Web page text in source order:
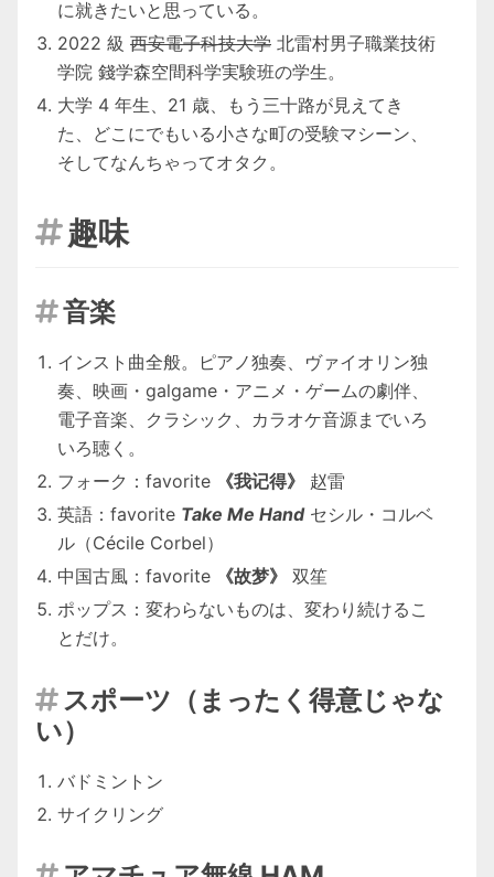
に就きたいと思っている。
2022 級 西安電子科技大学 北雷村男子職業技術
学院 錢学森空間科学実験班の学生。
大学 4 年生、21 歳、もう三十路が見えてき
た、どこにでもいる小さな町の受験マシーン、
そしてなんちゃってオタク。
趣味
音楽
インスト曲全般。ピアノ独奏、ヴァイオリン独
奏、映画・galgame・アニメ・ゲームの劇伴、
電子音楽、クラシック、カラオケ音源までいろ
いろ聴く。
フォーク：favorite
《我记得》
赵雷
英語：favorite Take Me Handセシル・コルベ
ル（Cécile Corbel）
中国古風：favorite
《故梦》
双笙
ポップス：変わらないものは、変わり続けるこ
とだけ。
スポーツ（まったく得意じゃな
い）
バドミントン
サイクリング